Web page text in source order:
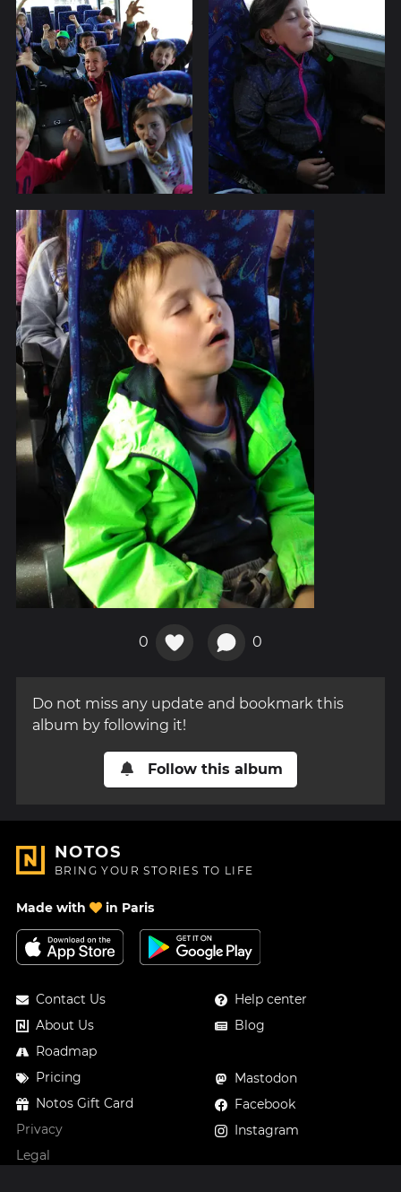
0 0
Do not miss any update and bookmark this
album by following it!
Follow this album
NOTOS
BRING YOUR STORIES TO LIFE
Made with in Paris
Contact Us
About Us
Roadmap
Pricing
Notos Gift Card
Privacy
Legal
Help center
Blog
Mastodon
Facebook
Instagram